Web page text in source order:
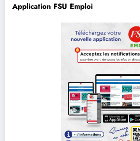
Application FSU Emploi